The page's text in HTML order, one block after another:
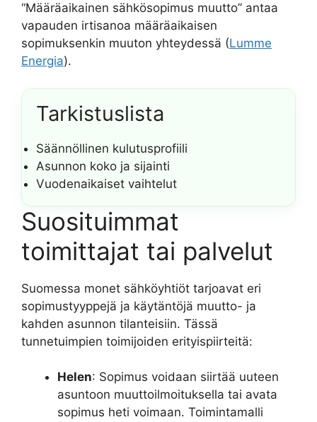
“Määräaikainen sähkösopimus muutto” antaa
vapauden irtisanoa määräaikaisen
sopimuksenkin muuton yhteydessä (Lumme
Energia).
Tarkistuslista
Säännöllinen kulutusprofiili
Asunnon koko ja sijainti
Vuodenaikaiset vaihtelut
Suosituimmat
toimittajat tai palvelut
Suomessa monet sähköyhtiöt tarjoavat eri
sopimustyyppejä ja käytäntöjä muutto- ja
kahden asunnon tilanteisiin. Tässä
tunnetuimpien toimijoiden erityispiirteitä:
Helen: Sopimus voidaan siirtää uuteen
asuntoon muuttoilmoituksella tai avata
sopimus heti voimaan. Toimintamalli